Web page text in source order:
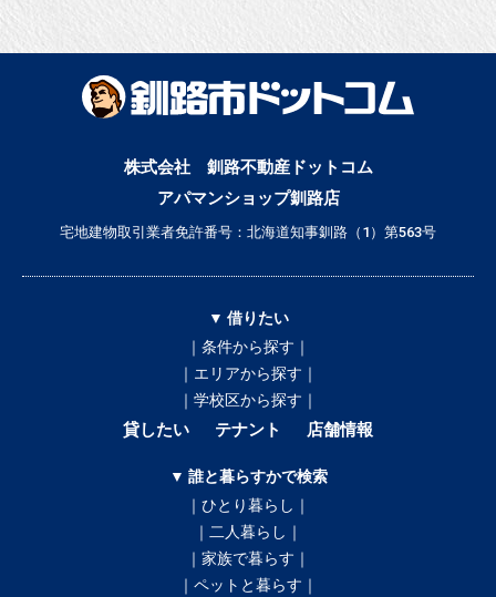
株式会社 釧路不動産ドットコム
アパマンショップ釧路店
宅地建物取引業者免許番号：北海道知事釧路（1）第563号
▼ 借りたい
｜条件から探す｜
｜エリアから探す｜
｜学校区から探す｜
貸したい テナント 店舗情報
▼ 誰と暮らすかで検索
｜ひとり暮らし｜
｜二人暮らし｜
｜家族で暮らす｜
｜ペットと暮らす｜